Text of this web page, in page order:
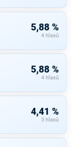
5,88 %
4 hlasů
5,88 %
4 hlasů
4,41 %
3 hlasů